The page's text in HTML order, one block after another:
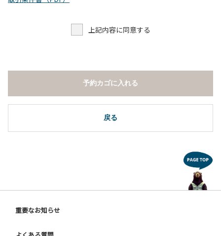
上記内容に同意する
戻る
予約カゴに入れる
重要なお知らせ